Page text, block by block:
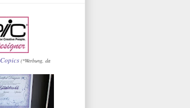
Copics (*Werbung, da